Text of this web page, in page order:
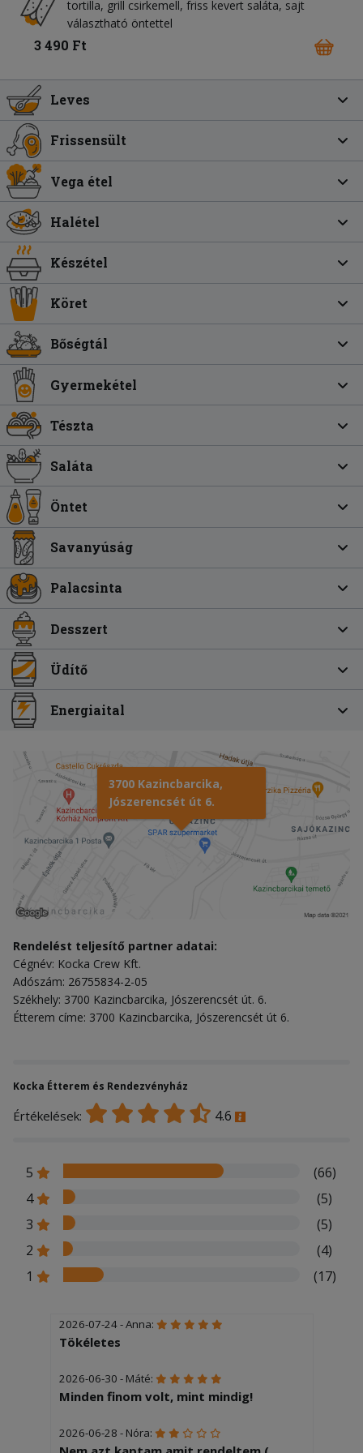
tortilla grill csirkemell friss kevert saláta sajt
választható öntettel
3 490 Ft
Leves
Frissensült
Vega étel
Halétel
Készétel
Köret
Bőségtál
Gyermekétel
Tészta
Saláta
Öntet
Savanyúság
Palacsinta
Desszert
Üdítő
Energiaital
3700 Kazincbarcika,
Jószerencsét út 6.
Rendelést teljesítő partner adatai:
Cégnév: Kocka Crew Kft.
Adószám: 26755834-2-05
Székhely: 3700 Kazincbarcika, Jószerencsét út. 6.
Étterem címe: 3700 Kazincbarcika, Jószerencsét út 6.
Kocka Étterem és Rendezvényház
Értékelések: 4.6
5
(66)
4
(5)
3
(5)
2
(4)
1
(17)
2026-07-24 - Anna:
Tökéletes
2026-06-30 - Máté:
Minden finom volt, mint mindig!
2026-06-28 - Nóra: